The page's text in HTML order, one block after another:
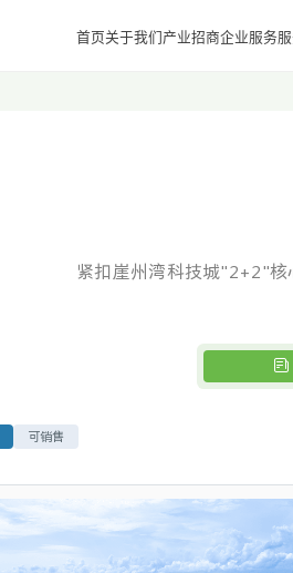
首页关于我们产业招商企业服务
紧扣崖州湾科技城"2+2"核
可销售